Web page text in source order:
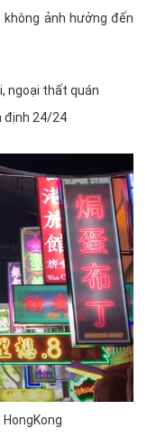
ảnh hưởng đến
ngoại thất quán
định 24/24